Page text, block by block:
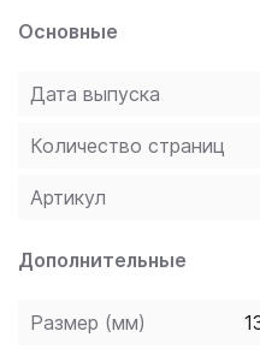
интерактивной книжки!
ребенка. Идеально
способствует раннему
Захватывающие
удерживают внимание и
Основные
Дата выпуска
Количество страниц
Артикул
Дополнительные
Размер (мм)